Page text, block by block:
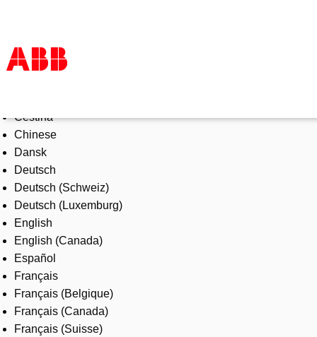
Products & Solutions
Industries
Services
About us
Where to buy
Contact us
Careers
Čeština
Chinese
Dansk
Deutsch
Deutsch (Schweiz)
Deutsch (Luxemburg)
English
English (Canada)
Español
Français
Français (Belgique)
Français (Canada)
Français (Suisse)